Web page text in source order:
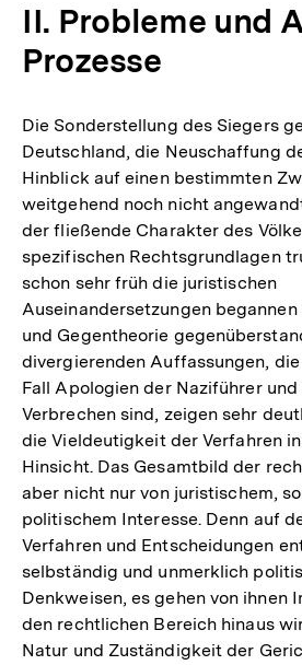
II. Probleme und
Prozesse
Die Sonderstellung des Siegers
Deutschland, die Neuschaffung
Hinblick auf einen bestimmten
weitgehend noch nicht
der fließende Charakter des
spezifischen Rechtsgrundlagen
schon sehr früh die juristischen
Auseinandersetzungen
und Gegentheorie
divergierenden Auffassungen,
Fall Apologien der Naziführer
Verbrechen sind, zeigen sehr
die Vieldeutigkeit der Verfahren
Hinsicht. Das Gesamtbild der
aber nicht nur von juristischem,
politischem Interesse. Denn auf
Verfahren und Entscheidungen
selbständig und unmerklich
Denkweisen, es gehen von ihnen
den rechtlichen Bereich hinaus
Natur und Zuständigkeit der